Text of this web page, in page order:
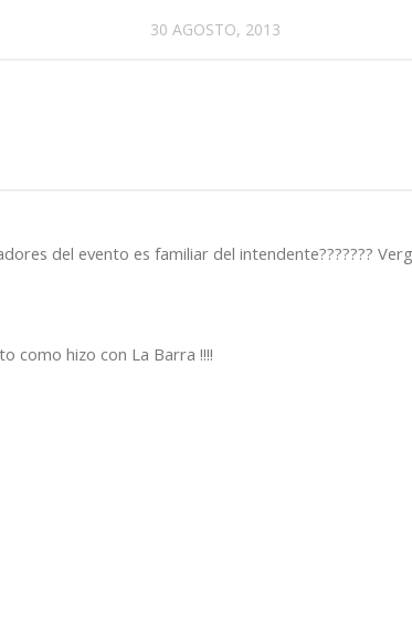
30 AGOSTO, 2013
del evento es familiar del intendente???????
como hizo con La Barra !!!!